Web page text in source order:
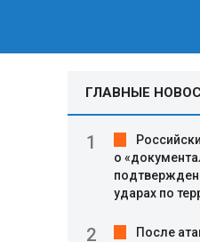
ГЛАВНЫЕ
о
ударах по
После